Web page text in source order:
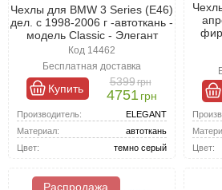
Чехлы для BMW 3 Series (E46)
дел. c 1998-2006 г -автоткань -
модель Classic - Элегант
Код 14462
Бесплатная доставка
Купить
5399грн
4751 грн
Производитель:
ELEGANT
Материал:
автоткань
Цвет:
темно серый
Цвет:
Распродажа